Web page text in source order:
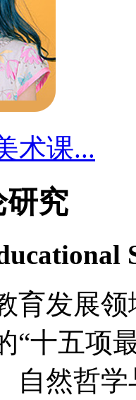
术课...
研究
育发展
“十五项
自然哲